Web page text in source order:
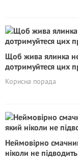
Щоб жива ялинка
дотримуйтеся цих
Корисна порада
Неймовірно
ніколи не підводить